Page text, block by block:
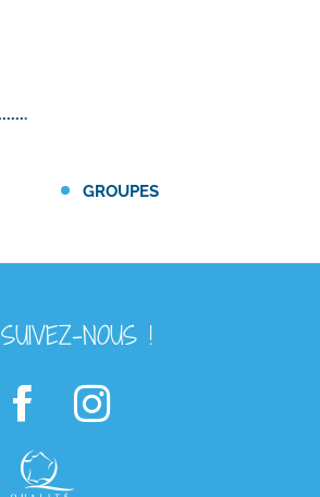
GROUPES
SUIVEZ-NOUS !